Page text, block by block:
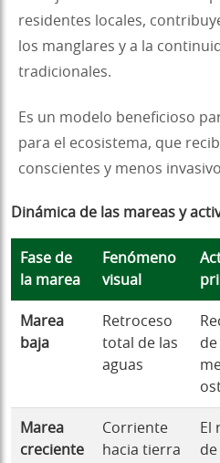
residentes locales,
los manglares y a la
tradicionales.
Es un modelo beneficioso
para el ecosistema, que
conscientes y menos
Dinámica de las mareas y
Fase de
la marea
Fenómeno
visual
Marea
baja
Retroceso
total de las
aguas
de
Marea
creciente
Corriente
hacia tierra
El
de